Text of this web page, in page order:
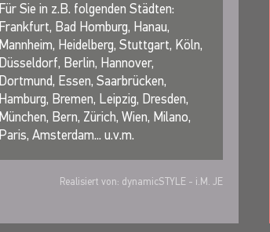
Für Sie in z.B. folgenden Städten:
Frankfurt, Bad Homburg, Hanau,
Mannheim, Heidelberg, Stuttgart, Köln,
Düsseldorf, Berlin, Hannover,
Dortmund, Essen, Saarbrücken,
Hamburg, Bremen, Leipzig, Dresden,
München, Bern, Zürich, Wien, Milano,
Paris, Amsterdam... u.v.m.
Realisiert von: dynamicSTYLE- i.M. JE